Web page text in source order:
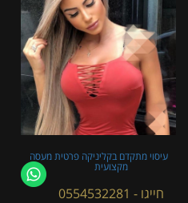
עיסוי מתקדם בקליניקה פרטית מעסה
מקצועית
חייגו - 0554532281